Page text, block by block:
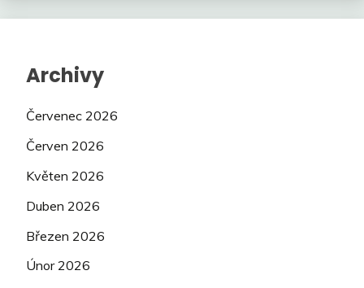
Archivy
Červenec 2026
Červen 2026
Květen 2026
Duben 2026
Březen 2026
Únor 2026